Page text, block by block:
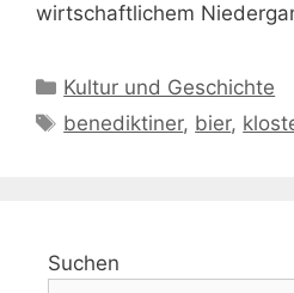
wirtschaftlichem
Kategorien
Kultur und Geschichte
Schlagwörter
benediktiner, bier,
Suchen